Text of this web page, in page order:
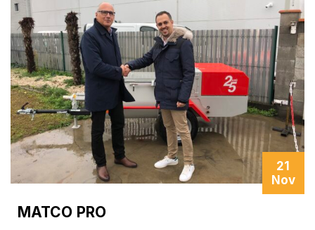
21
Nov
MATCO PRO